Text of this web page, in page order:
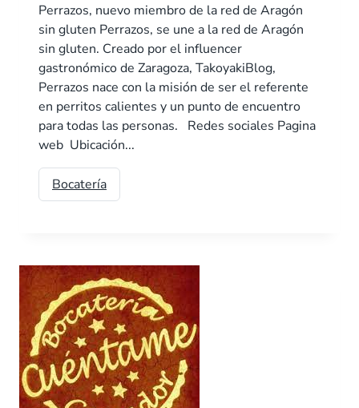
Perrazos, nuevo miembro de la red de Aragón
sin gluten Perrazos, se une a la red de Aragón
sin gluten. Creado por el influencer
gastronómico de Zaragoza, TakoyakiBlog,
Perrazos nace con la misión de ser el referente
en perritos calientes y un punto de encuentro
para todas las personas. Redes sociales Pagina
web Ubicación...
Bocatería